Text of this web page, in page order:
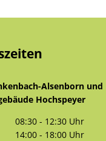
Alsenborn und
Hochspeyer
08:30 - 12:30 Uhr
Von 08:30 bis 12:30 Uhr
14:00 - 18:00 Uhr